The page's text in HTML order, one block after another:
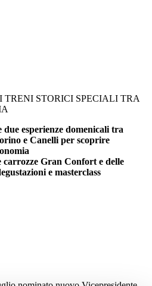
STORICI SPECIALI TRA
esperienze domenicali tra
e Canelli per scoprire
carrozze Gran Confort e delle
e masterclass